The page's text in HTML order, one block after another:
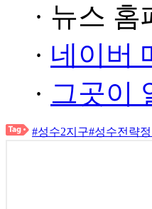
· 뉴스 홈
· 네이버
· 그곳이
#성수2지구#성수전략